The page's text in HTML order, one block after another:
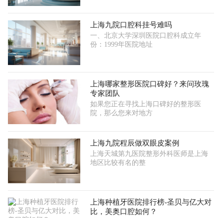
上海九院口腔科挂号难吗
一、北京大学深圳医院口腔科成立年
份：1999年医院地址
上海哪家整形医院口碑好？来问玫瑰
专家团队
如果您正在寻找上海口碑好的整形医
院，那么您来对地方
上海九院程辰做双眼皮案例
上海天城第九医院整形外科医师是上海
地区比较有名的整
上海种植牙医院排行榜-圣贝与亿大对
比，美奥口腔如何？